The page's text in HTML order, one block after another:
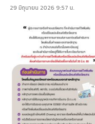
29 มิถุนายน 2026 9:57 น.